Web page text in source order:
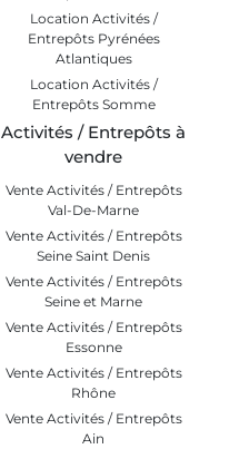
Location Activités /
Entrepôts Pyrénées
Atlantiques
Location Activités /
Entrepôts Somme
Activités / Entrepôts à
vendre
Vente Activités / Entrepôts
Val-De-Marne
Vente Activités / Entrepôts
Seine Saint Denis
Vente Activités / Entrepôts
Seine et Marne
Vente Activités / Entrepôts
Essonne
Vente Activités / Entrepôts
Rhône
Vente Activités / Entrepôts
Ain